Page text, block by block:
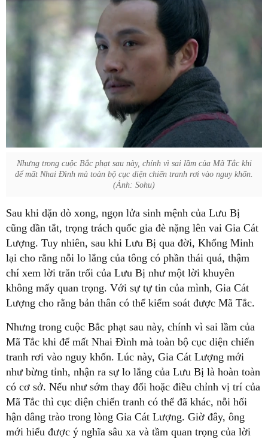
Nhưng trong cuộc Bắc phạt sau này, chính vì sai lầm của Mã Tắc khi
để mất Nhai Đình mà toàn bộ cục diện chiến tranh rơi vào nguy khốn.
(Ảnh: Sohu)
Sau khi dặn dò xong, ngọn lửa sinh mệnh của Lưu Bị
cũng dần tắt, trọng trách quốc gia đè nặng lên vai Gia Cát
Lượng. Tuy nhiên, sau khi Lưu Bị qua đời, Khổng Minh
lại cho rằng nỗi lo lắng của tông có phần thái quá, thậm
chí xem lời trăn trối của Lưu Bị như một lời khuyên
không mấy quan trọng. Với sự tự tin của mình, Gia Cát
Lượng cho rằng bản thân có thể kiểm soát được Mã Tắc.
Nhưng trong cuộc Bắc phạt sau này, chính vì sai lầm của
Mã Tắc khi để mất Nhai Đình mà toàn bộ cục diện chiến
tranh rơi vào nguy khốn. Lúc này, Gia Cát Lượng mới
như bừng tỉnh, nhận ra sự lo lắng của Lưu Bị là hoàn toàn
có cơ sở. Nếu như sớm thay đổi hoặc điều chỉnh vị trí của
Mã Tắc thì cục diện chiến tranh có thể đã khác, nỗi hối
hận dâng trào trong lòng Gia Cát Lượng. Giờ đây, ông
mới hiểu được ý nghĩa sâu xa và tầm quan trọng của lời